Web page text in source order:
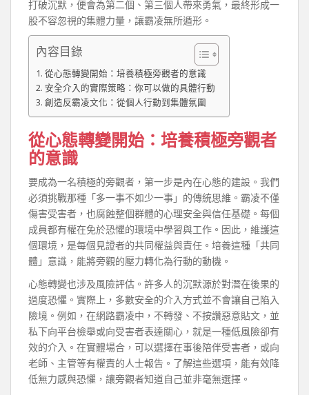
打破沉默，便會為第二個、第三個人帶來勇氣，最終形成一
股不容忽視的集體力量，讓霸凌無所遁形。
內容目錄
從心態轉變開始：培養積極旁觀者的意識
安全介入的實際策略：你可以做的具體行動
創造反霸凌文化：從個人行動到集體氛圍
從心態轉變開始：培養積極旁觀者
的意識
要成為一名積極的旁觀者，第一步是內在心態的建設。我們
必須挑戰那種「多一事不如少一事」的傳統思維。霸凌不僅
傷害受害者，也腐蝕整個群體的心理安全與信任基礎。每個
成員都有權在免於恐懼的環境中學習與工作。因此，維護這
個環境，是每個見證者的共同權益與責任。培養這種「共同
體」意識，能將旁觀的壓力轉化為行動的動機。
心態轉變也涉及風險評估。許多人的沉默源於對潛在後果的
過度恐懼。實際上，多數安全的介入方式並不會讓自己陷入
險境。例如，在網路霸凌中，不轉發、不按讚惡意貼文，並
私下向平台檢舉或向受害者表達關心，就是一種低風險卻有
效的介入。在實體場合，可以選擇在事後陪伴受害者，或向
老師、主管等有權責的人士報告。了解這些選項，能有效降
低無力感與恐懼，讓旁觀者知道自己並非毫無選擇。